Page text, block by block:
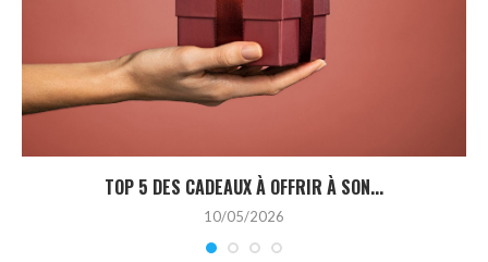
TOP 5 DES CADEAUX À OFFRIR À SON...
10/05/2026